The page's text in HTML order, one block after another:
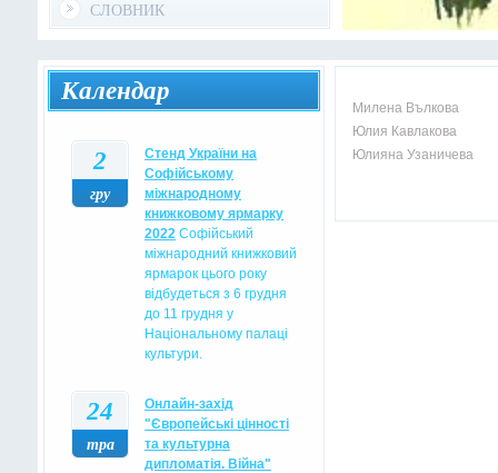
СЛОВНИК
Календар
2
гру
Стенд України на
Софійському
міжнародному
книжковому ярмарку
2022 Софійський
міжнародний книжковий
ярмарок цього року
відбудеться з 6 грудня
до 11 грудня у
Національному палаці
культури.
24
тра
Oнлайн-захід
"Європейські цінності
та культурна
дипломатія. Війна"
Милена Вълкова
Юлия Кавлакова
Юлияна Узаничева